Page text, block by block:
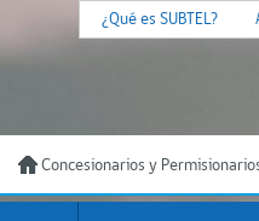
¿Qué es SUBTEL?
Concesionarios y